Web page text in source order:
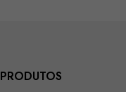
PRODUTOS